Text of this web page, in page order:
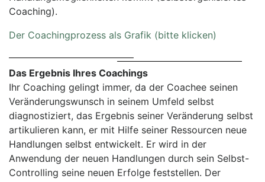
Coaching).
Der Coachingprozess als Grafik (bitte klicken)
Das Ergebnis Ihres Coachings
Ihr Coaching gelingt immer, da der Coachee seinen
Veränderungswunsch in seinem Umfeld selbst
diagnostiziert, das Ergebnis seiner Veränderung selbst
artikulieren kann, er mit Hilfe seiner Ressourcen neue
Handlungen selbst entwickelt. Er wird in der
Anwendung der neuen Handlungen durch sein Selbst-
Controlling seine neuen Erfolge feststellen. Der